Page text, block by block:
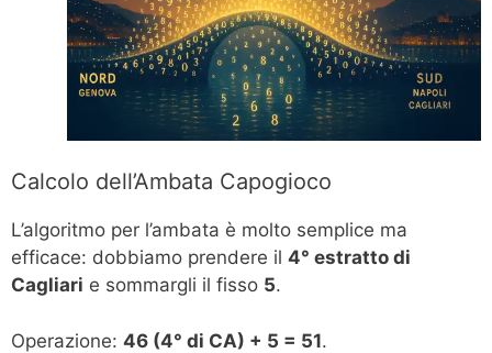
Calcolo dell’Ambata Capogioco
L’algoritmo per l’ambata è molto semplice ma
efficace: dobbiamo prendere il 4° estratto di
Cagliari e sommargli il fisso 5.
Operazione: 46 (4° di CA) + 5 = 51.